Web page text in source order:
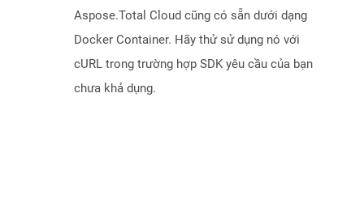
Aspose.Total Cloud cũng có sẵn dưới dạng
Docker Container. Hãy thử sử dụng nó với
cURL trong trường hợp SDK yêu cầu của bạn
chưa khả dụng.